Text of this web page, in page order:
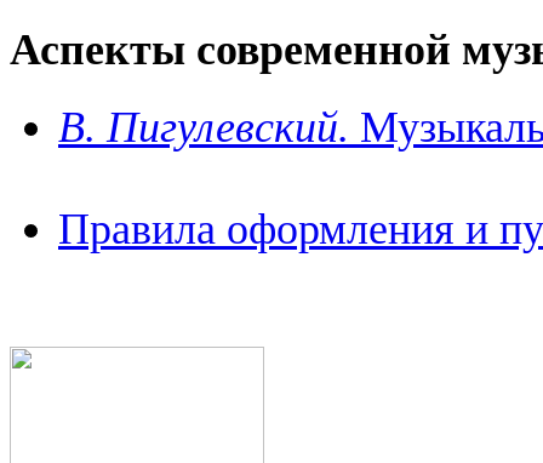
Аспекты современной
В. Пигулевский.
Правила оформления и